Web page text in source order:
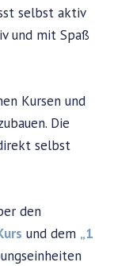
selbst aktiv
und mit Spaß
Kursen und
Die
selbst
den
und dem „1